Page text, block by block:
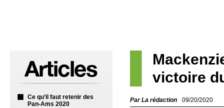
Ce qu’il faut retenir des
Pan-Ams 2020
victoire
Par La rédaction 09/20/2020